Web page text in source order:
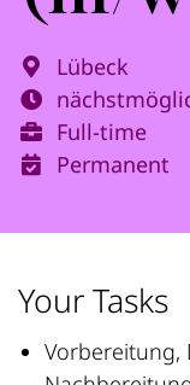
Lübeck
Full-time
Permanent
Your Tasks